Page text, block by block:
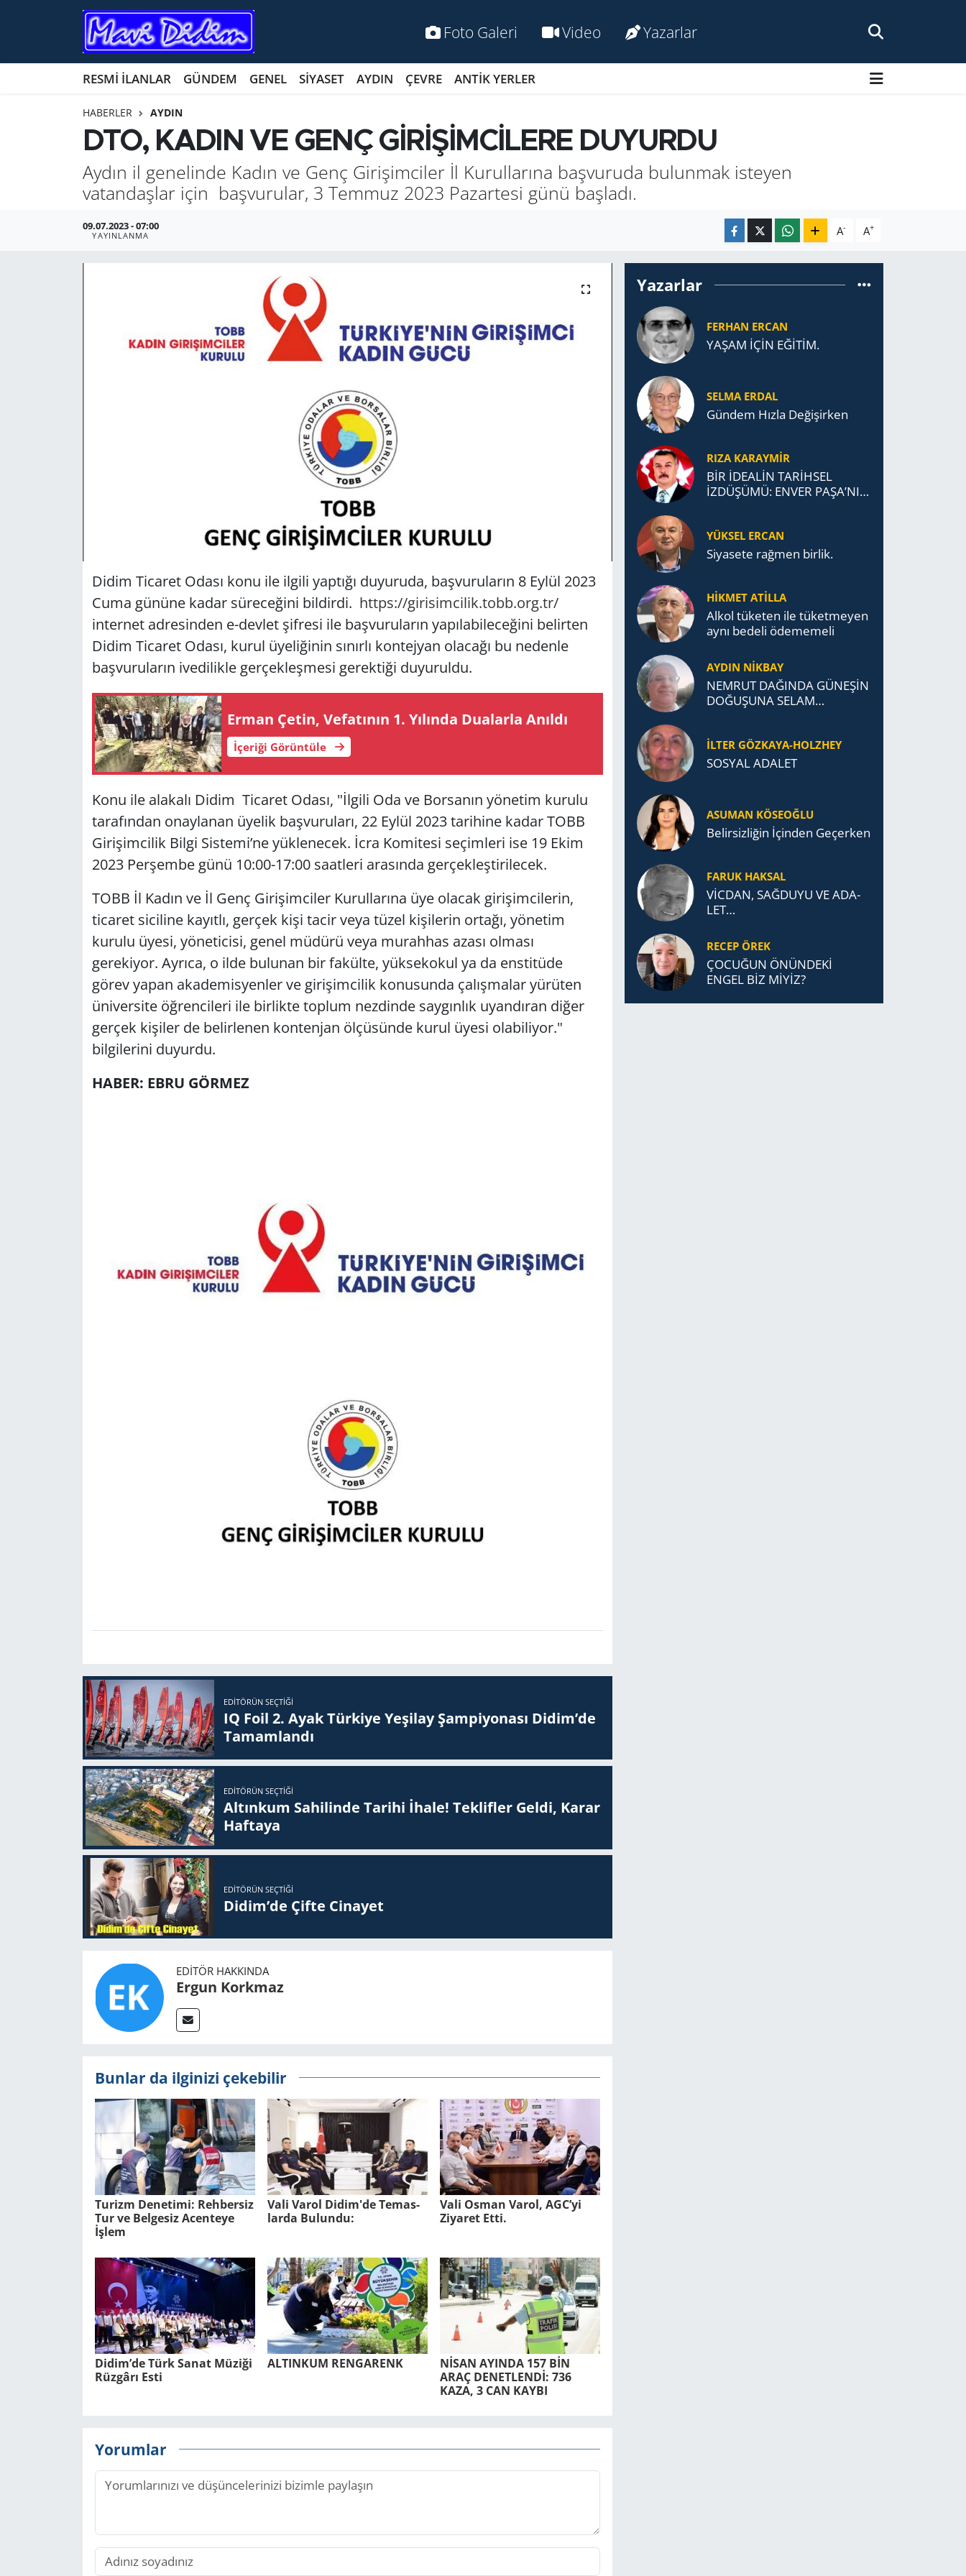
Foto Galeri Video Yazarlar
RESMİ İLANLAR GÜNDEM GENEL SİYASET AYDIN ÇEVRE ANTİK YERLER
HABERLER AYDIN
DTO, KADIN VE GENÇ GİRİŞİMCİLERE DUYURDU
Aydın il genelinde Kadın ve Genç Girişimciler İl Kurullarına başvuruda bulunmak isteyen
vatandaşlar için başvurular, 3 Temmuz 2023 Pazartesi günü başladı.
09.07.2023 - 07:00
YAYINLANMA A- A+
Didim Ticaret Odası konu ile ilgili yaptığı duyuruda, başvuruların 8 Eylül 2023
Cuma gününe kadar süreceğini bildirdi. https://girisimcilik.tobb.org.tr/
internet adresinden e-devlet şifresi ile başvuruların yapılabileceğini belirten
Didim Ticaret Odası, kurul üyeliğinin sınırlı kontejyan olacağı bu nedenle
başvuruların ivedilikle gerçekleşmesi gerektiği duyuruldu.
Erman Çetin, Ve­fa­tı­nın 1. Yı­lın­da Du­alar­la Anıl­dı
İçeriği Görüntüle
Konu ile alakalı Didim Ticaret Odası, "İlgili Oda ve Borsanın yönetim kurulu
tarafından onaylanan üyelik başvuruları, 22 Eylül 2023 tarihine kadar TOBB
Girişimcilik Bilgi Sistemi’ne yüklenecek. İcra Komitesi seçimleri ise 19 Ekim
2023 Perşembe günü 10:00-17:00 saatleri arasında gerçekleştirilecek.
TOBB İl Kadın ve İl Genç Girişimciler Kurullarına üye olacak girişimcilerin,
ticaret siciline kayıtlı, gerçek kişi tacir veya tüzel kişilerin ortağı, yönetim
kurulu üyesi, yöneticisi, genel müdürü veya murahhas azası olması
gerekiyor. Ayrıca, o ilde bulunan bir fakülte, yüksekokul ya da enstitüde
görev yapan akademisyenler ve girişimcilik konusunda çalışmalar yürüten
üniversite öğrencileri ile birlikte toplum nezdinde saygınlık uyandıran diğer
gerçek kişiler de belirlenen kontenjan ölçüsünde kurul üyesi olabiliyor."
bilgilerini duyurdu.
HABER: EBRU GÖRMEZ
EDITÖRÜN SEÇTIĞI
IQ Foil 2. Ayak Tür­ki­ye Ye­şi­lay Şam­pi­yo­na­sı Didim’de
Ta­mam­lan­dı
EDITÖRÜN SEÇTIĞI
Altınkum Sahilinde Tarihi İhale! Teklifler Geldi, Karar
Haftaya
EDITÖRÜN SEÇTIĞI
Didim’de Çifte Ci­na­yet
EDITÖR HAKKINDA
Ergun Korkmaz
Bunlar da ilginizi çekebilir
Tu­rizm De­ne­ti­mi: Reh­ber­siz
Tur ve Bel­ge­siz Acen­te­ye
İşlem
Vali Varol Didim'de Te­mas­
lar­da Bu­lun­du:
Vali Osman Varol, AGC’yi
Ziyaret Etti.
Didim’de Türk Sanat Mü­zi­ği
Rüz­gâ­rı Esti
AL­TIN­KUM REN­GA­RENK
NİSAN AYIN­DA 157 BİN
ARAÇ DE­NET­LENDİ: 736
KAZA, 3 CAN KAYBI
Yorumlar
Yazarlar
FERHAN ERCAN
YAŞAM İÇİN EĞİTİM.
SELMA ERDAL
Gündem Hızla Değişirken
RIZA KARAYMIR
BİR İDEALİN TARİHSEL
İZDÜŞÜMÜ: ENVER PAŞA’NIN
TEŞKİLATI’NA UZANAN
MİRASI
YÜKSEL ERCAN
Siyasete rağmen birlik.
HİKMET ATİLLA
Alkol tü­ke­ten ile tü­ket­me­yen
aynı be­de­li öde­me­me­li
AYDIN NİKBAY
NEMRUT DAĞINDA GÜNEŞİN
DOĞUŞUNA SELAM
İLTER GÖZKAYA-HOLZHEY
SOSYAL ADALET
ASUMAN KÖSEOĞLU
Belirsizliğin İçinden Geçerken
FARUK HAKSAL
VİCDAN, SAĞ­DU­YU VE ADA­
LET…
RECEP ÖREK
ÇOCUĞUN ÖNÜNDEKİ
ENGEL BİZ MİYİZ?
ANTİK YERLER
BİLİM VE TEKNOLOJİ
Nöbetçi Eczaneler
Namaz Vakitleri
Trafik Durumu
Süper Lig Puan Durumu ve Fikstür
Tüm Manşetler